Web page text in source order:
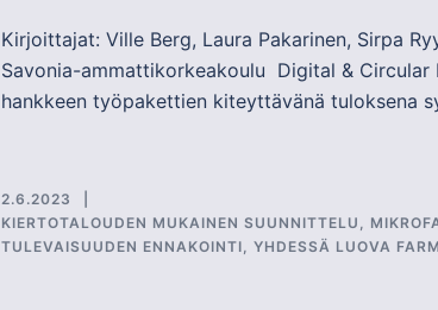
Kirjoittajat: Ville Berg, Laura Pakarinen, Sirpa
Savonia-ammattikorkeakoulu Digital & Circular
hankkeen työpakettien kiteyttävänä tuloksena
2.6.2023
KIERTOTALOUDEN MUKAINEN SUUNNITTELU ,
TULEVAISUUDEN ENNAKOINTI,YHDESSÄ LUOVA